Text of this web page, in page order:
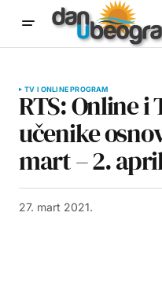
TV I ONLINE PROGRAM
RTS: Online i
učenike
mart – 2.
27. mart 2021.